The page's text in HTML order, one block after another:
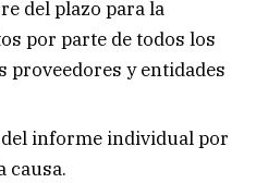
del plazo para la
por parte de todos los
proveedores y entidades
informe individual por
causa.